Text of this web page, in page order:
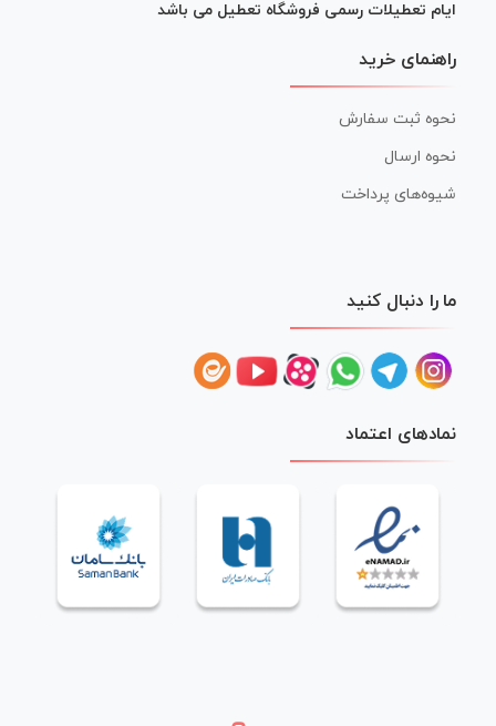
ایام تعطیلات رسمی فروشگاه تعطیل می باشد
راهنمای خرید
نحوه ثبت سفارش
نحوه ارسال
شیوه‌های پرداخت
ما را دنبال کنید
نمادهای اعتماد